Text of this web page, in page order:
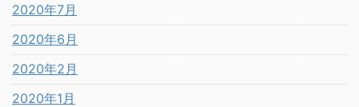
2020年7月
2020年6月
2020年2月
2020年1月